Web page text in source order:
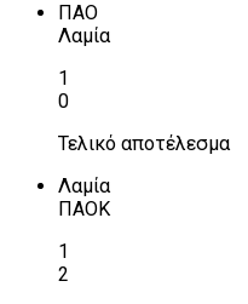
ΠΑΟ
Λαμία
1
0
Τελικό αποτέλεσμα
Λαμία
ΠΑΟΚ
1
2